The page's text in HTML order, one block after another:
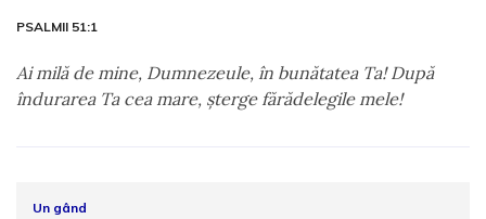
PSALMII 51:1
Ai milă de mine, Dumnezeule, în bunătatea Ta! După
îndurarea Ta cea mare, şterge fărădelegile mele!
Un gând